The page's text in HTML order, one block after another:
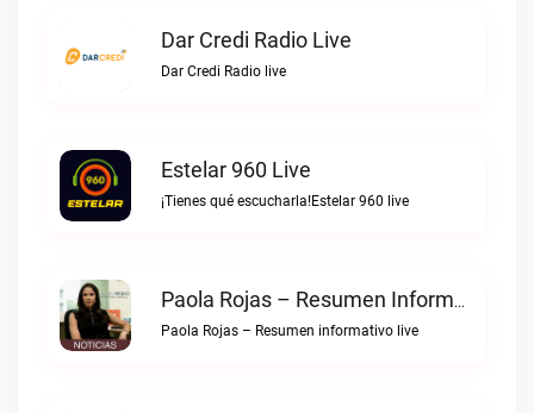
Dar Credi Radio Live
Dar Credi Radio live
Estelar 960 Live
¡Tienes qué escucharla!Estelar 960 live
Paola Rojas – Resumen Informativo Live
Paola Rojas – Resumen informativo live